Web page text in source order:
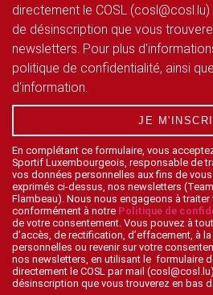
directement le COSL
de désinscription que vous
newsletters. Pour plus
politique de confidentialité, ainsi
d'information.
JE
En complétant ce formulaire, vous
Sportif Luxembourgeois, responsable de
vos données personnelles aux fins de
exprimés ci-dessus, nos newsletters
Flambeau). Nous nous engageons à
conformément à notre Politique de
de votre consentement. Vous pouvez à
d’accès, de rectification, d’effacement, à
personnelles ou revenir sur votre
nos newsletters, en utilisant le formulaire
directement le COSL par mail
désinscription que vous trouverez en bas